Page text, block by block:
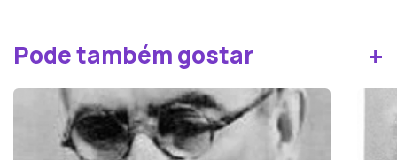
Pode também gostar +